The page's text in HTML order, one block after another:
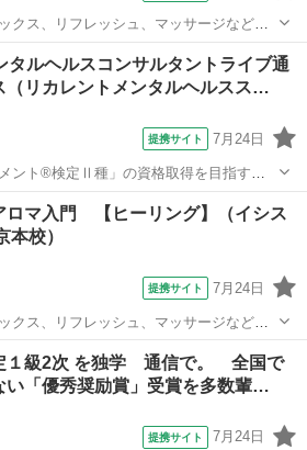
クス、リフレッシュ、マッサージなどを
シャルオイルは、私たちの連想を超える
全体に深く働きかけてくれます。アロマ
エジプトにま...
タルヘルスコンサルタントライブ通
（リカレントメンタルヘルスス…
提携サイト 7月24日
ント®検定Ⅱ種」の資格取得を目指すコ
ないように普段から配慮するためのスキ
合には、安全配慮義務に則った対応を潤
いるかどうか...
ロマ入門 【ヒーリング】（イシス
本校）
提携サイト 7月24日
クス、リフレッシュ、マッサージなどを
シャルオイルは、私たちの連想を超える
全体に深く働きかけてくれます。アロマ
エジプトにま...
１級2次 を独学 通信で。 全国で
い「優秀奨励賞」受賞を多数輩…
提携サイト 7月24日